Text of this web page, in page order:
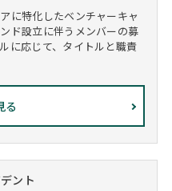
に特化したベンチャーキャ
ド設立に伴うメンバーの募
に応じて、タイトルと職責
る
ント